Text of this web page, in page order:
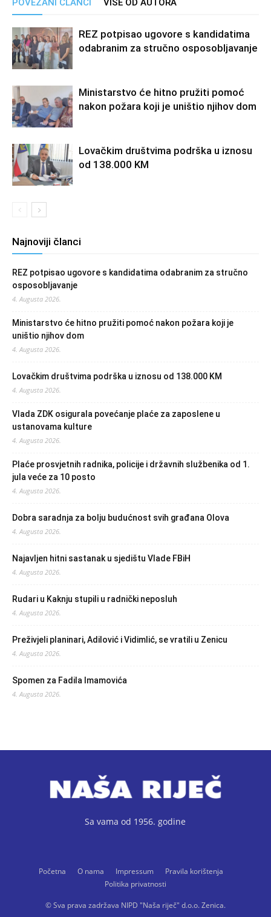
POVEZANI ČLANCI VIŠE OD AUTORA
REZ potpisao ugovore s kandidatima
odabranim za stručno osposobljavanje
Ministarstvo će hitno pružiti pomoć
nakon požara koji je uništio njihov dom
Lovačkim društvima podrška u iznosu
od 138.000 KM
Najnoviji članci
REZ potpisao ugovore s kandidatima odabranim za stručno
osposobljavanje
4. Augusta 2026.
Ministarstvo će hitno pružiti pomoć nakon požara koji je
uništio njihov dom
4. Augusta 2026.
Lovačkim društvima podrška u iznosu od 138.000 KM
4. Augusta 2026.
Vlada ZDK osigurala povećanje plaće za zaposlene u
ustanovama kulture
4. Augusta 2026.
Plaće prosvjetnih radnika, policije i državnih službenika od 1.
jula veće za 10 posto
4. Augusta 2026.
Dobra saradnja za bolju budućnost svih građana Olova
4. Augusta 2026.
Najavljen hitni sastanak u sjedištu Vlade FBiH
4. Augusta 2026.
Rudari u Kaknju stupili u radnički neposluh
4. Augusta 2026.
Preživjeli planinari, Adilović i Vidimlić, se vratili u Zenicu
4. Augusta 2026.
Spomen za Fadila Imamovića
4. Augusta 2026.
Sa vama od 1956. godine
Početna O nama Impressum
Pravila korištenja
Politika privatnosti
© Sva prava zadržava NIPD "Naša riječ" d.o.o. Zenica.